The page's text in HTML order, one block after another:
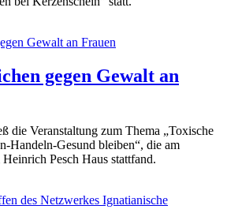
gegen Gewalt an
die Veranstaltung zum Thema „Toxische
Handeln-Gesund bleiben“, die am
Pesch Haus stattfand.